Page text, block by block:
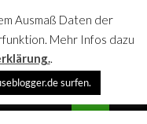
Ausmaß Daten der
Mehr Infos dazu
.
surfen.